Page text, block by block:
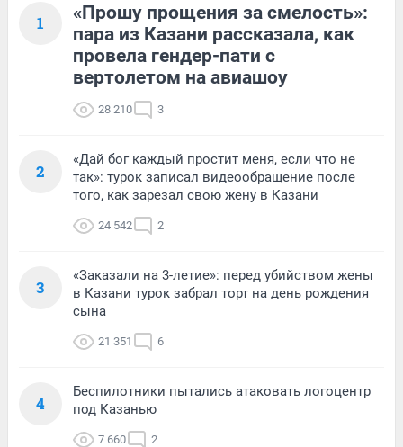
1
«Прошу прощения за смелость»:
пара из Казани рассказала, как
провела гендер-пати с
вертолетом на авиашоу
28 210 3
2
«Дай бог каждый простит меня, если что не
так»: турок записал видеообращение после
того, как зарезал свою жену в Казани
24 542 2
3
«Заказали на 3-летие»: перед убийством жены
в Казани турок забрал торт на день рождения
сына
21 351 6
4
Беспилотники пытались атаковать логоцентр
под Казанью
7 660 2